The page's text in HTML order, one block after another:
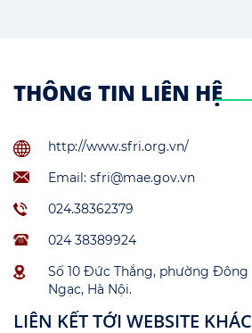
THÔNG TIN LIÊN HỆ
http://www.sfri.org.vn/
Email: sfri@mae.gov.vn
024.38362379
024 38389924
Số 10 Đức Thắng, phường Đông
Ngạc, Hà Nội.
LIÊN KẾT TỚI WEBSITE KHÁC